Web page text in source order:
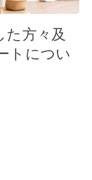
た方々及
トについ